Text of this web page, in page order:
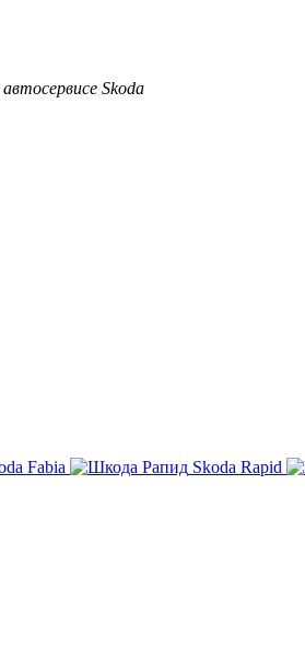
Skoda
Fabia Skoda Rapid